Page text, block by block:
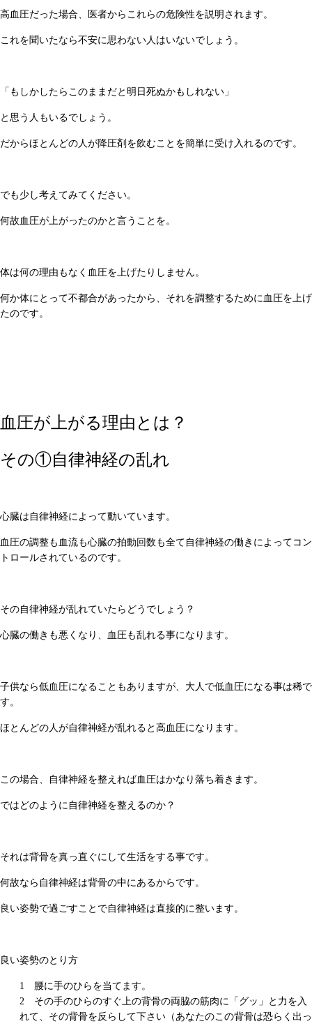
高血圧だった場合、医者からこれらの危険性を説明されます。
これを聞いたなら不安に思わない人はいないでしょう。
「もしかしたらこのままだと明日死ぬかもしれない」
と思う人もいるでしょう。
だからほとんどの人が降圧剤を飲むことを簡単に受け入れるのです。
でも少し考えてみてください。
何故血圧が上がったのかと言うことを。
体は何の理由もなく血圧を上げたりしません。
何か体にとって不都合があったから、それを調整するために血圧を上げ
たのです。
血圧が上がる理由とは？
その①自律神経の乱れ
心臓は自律神経によって動いています。
血圧の調整も血流も心臓の拍動回数も全て自律神経の働きによってコン
トロールされているのです。
その自律神経が乱れていたらどうでしょう？
心臓の働きも悪くなり、血圧も乱れる事になります。
子供なら低血圧になることもありますが、大人で低血圧になる事は稀で
す。
ほとんどの人が自律神経が乱れると高血圧になります。
この場合、自律神経を整えれば血圧はかなり落ち着きます。
ではどのように自律神経を整えるのか？
それは背骨を真っ直ぐにして生活をする事です。
何故なら自律神経は背骨の中にあるからです。
良い姿勢で過ごすことで自律神経は直接的に整います。
良い姿勢のとり方
腰に手のひらを当てます。
その手のひらのすぐ上の背骨の両脇の筋肉に「グッ」と力を入
れて、その背骨を反らして下さい（あなたのこの背骨は恐らく出っ